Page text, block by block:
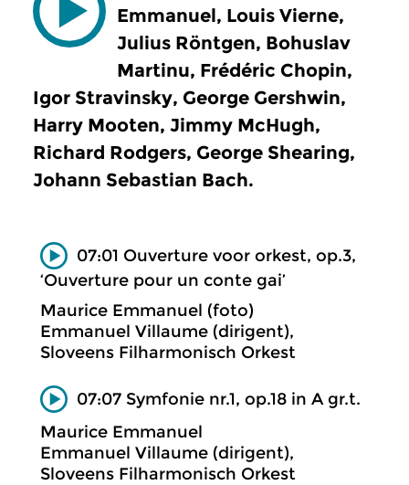
Emmanuel, Louis Vierne,
Julius Röntgen, Bohuslav
Martinu, Frédéric Chopin,
Igor Stravinsky, George Gershwin,
Harry Mooten, Jimmy McHugh,
Richard Rodgers, George Shearing,
Johann Sebastian Bach.
07:01 Ouverture voor orkest, op.3,
‘Ouverture pour un conte gai’
Maurice Emmanuel (foto)
Emmanuel Villaume (dirigent),
Sloveens Filharmonisch Orkest
07:07 Symfonie nr.1, op.18 in A gr.t.
Maurice Emmanuel
Emmanuel Villaume (dirigent),
Sloveens Filharmonisch Orkest